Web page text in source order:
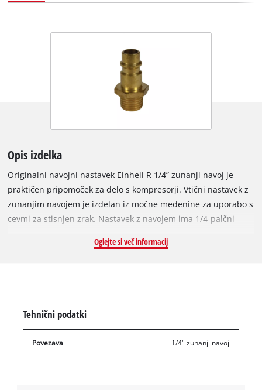
Opis izdelka
Originalni navojni nastavek Einhell R 1/4” zunanji navoj je
praktičen pripomoček za delo s kompresorji. Vtični nastavek z
zunanjim navojem je izdelan iz močne medenine za uporabo s
cevmi za stisnjen zrak. Nastavek z navojem ima 1/4-palčni
impresiven s fino oblikovanimi navoji in odličnim prileganjem.
Oglejte si več informacij
Tehnični podatki
Povezava 1/4" zunanji navoj